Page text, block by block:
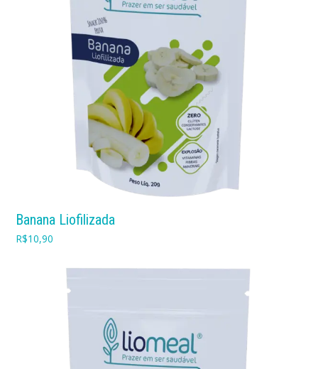
Banana Liofilizada
R$10,90